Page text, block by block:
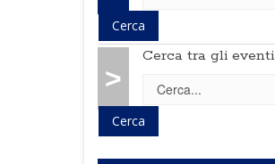
>
Cerca tra gli eventi